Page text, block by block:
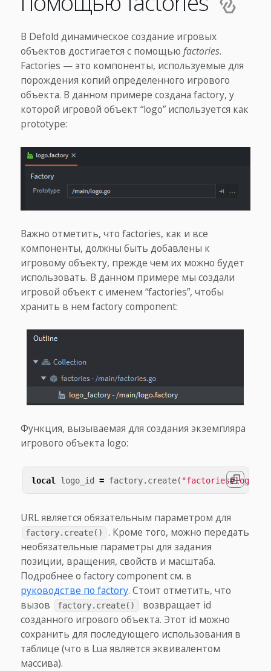
В Defold динамическое создание игровых
объектов достигается с помощью factories.
Factories — это компоненты, используемые для
порождения копий определенного игрового
объекта. В данном примере создана factory, у
которой игровой объект “logo” используется как
prototype:
Важно отметить, что factories, как и все
компоненты, должны быть добавлены к
игровому объекту, прежде чем их можно будет
использовать. В данном примере мы создали
игровой объект с именем “factories”, чтобы
хранить в нем factory component:
Функция, вызываемая для создания экземпляра
игрового объекта logo:
local logo_id = factory. create(
URL является обязательным параметром для
factory.create()
. Кроме того, можно передать
необязательные параметры для задания
позиции, вращения, свойств и масштаба.
Подробнее о factory component см. в
руководстве по factory. Стоит отметить, что
вызов
factory.create()
возвращает id
созданного игрового объекта. Этот id можно
сохранить для последующего использования в
таблице (что в Lua является эквивалентом
массива).